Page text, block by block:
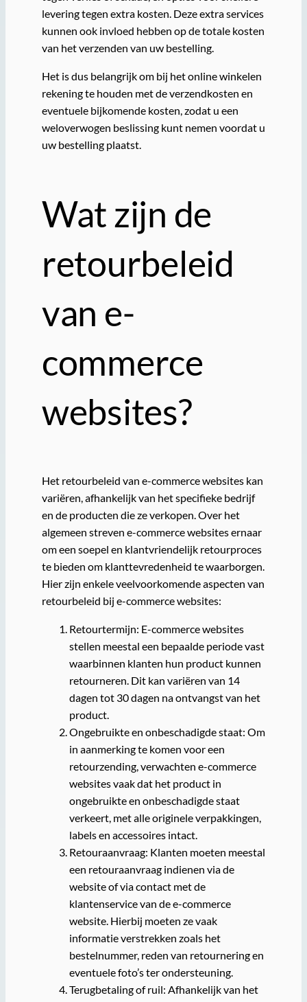
levering tegen extra kosten. Deze extra services
kunnen ook invloed hebben op de totale kosten
van het verzenden van uw bestelling.
Het is dus belangrijk om bij het online winkelen
rekening te houden met de verzendkosten en
eventuele bijkomende kosten, zodat u een
weloverwogen beslissing kunt nemen voordat u
uw bestelling plaatst.
Wat zijn de
retourbeleid
van e-
commerce
websites?
Het retourbeleid van e-commerce websites kan
variëren, afhankelijk van het specifieke bedrijf
en de producten die ze verkopen. Over het
algemeen streven e-commerce websites ernaar
om een soepel en klantvriendelijk retourproces
te bieden om klanttevredenheid te waarborgen.
Hier zijn enkele veelvoorkomende aspecten van
retourbeleid bij e-commerce websites:
Retourtermijn: E-commerce websites
stellen meestal een bepaalde periode vast
waarbinnen klanten hun product kunnen
retourneren. Dit kan variëren van 14
dagen tot 30 dagen na ontvangst van het
product.
Ongebruikte en onbeschadigde staat: Om
in aanmerking te komen voor een
retourzending, verwachten e-commerce
websites vaak dat het product in
ongebruikte en onbeschadigde staat
verkeert, met alle originele verpakkingen,
labels en accessoires intact.
Retouraanvraag: Klanten moeten meestal
een retouraanvraag indienen via de
website of via contact met de
klantenservice van de e-commerce
website. Hierbij moeten ze vaak
informatie verstrekken zoals het
bestelnummer, reden van retournering en
eventuele foto’s ter ondersteuning.
Terugbetaling of ruil: Afhankelijk van het